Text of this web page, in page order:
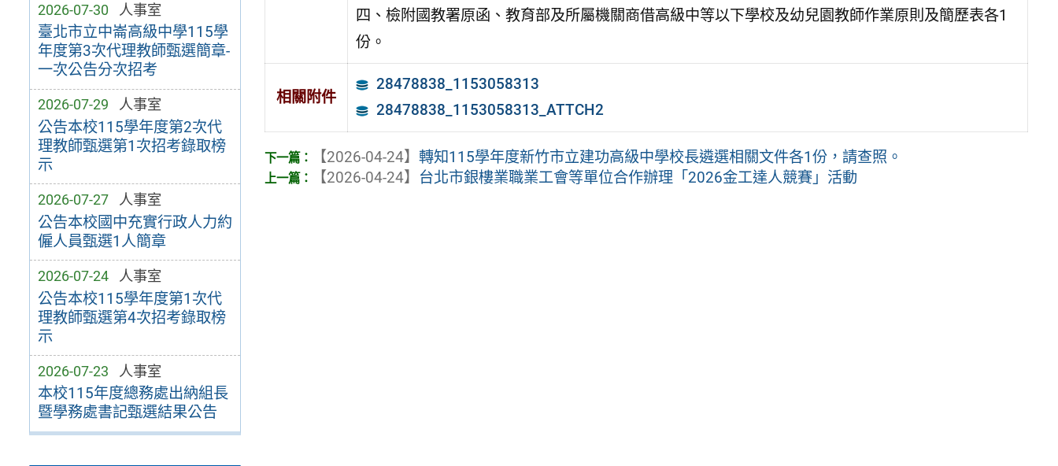
2026-07-30 人事室
臺北市立中崙高級中學115學
年度第3次代理教師甄選簡章-
一次公告分次招考
2026-07-29 人事室
公告本校115學年度第2次代
理教師甄選第1次招考錄取榜
示
2026-07-27 人事室
公告本校國中充實行政人力約
僱人員甄選1人簡章
2026-07-24 人事室
公告本校115學年度第1次代
理教師甄選第4次招考錄取榜
示
2026-07-23 人事室
本校115年度總務處出納組長
暨學務處書記甄選結果公告
四、檢附國教署原函、教育部及所屬機關商借高級中等以下學校及幼兒園教師作業原則及簡歷表各1
份。
相關附件
28478838_1153058313
28478838_1153058313_ATTCH2
【2026-04-24】轉知115學年度新竹市立建功高級中學校長遴選相關文件各1份，請查照。
【2026-04-24】 台北市銀樓業職業工會等單位合作辦理「2026金工達人競賽」活動